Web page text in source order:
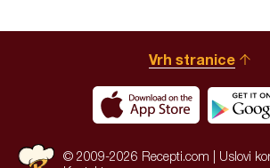
Vrh stranice
© 2009-2026 Recepti.com | Uslovi